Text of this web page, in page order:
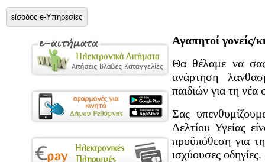
είσοδος e-Υπηρεσίες
Αγαπητοί γονείς/
Θα θέλαμε να σας
ανάρτηση
παιδιών για τη
Σας
Δελτίου Υγείας
προϋπόθεση για
ισχύουσες οδηγίες.